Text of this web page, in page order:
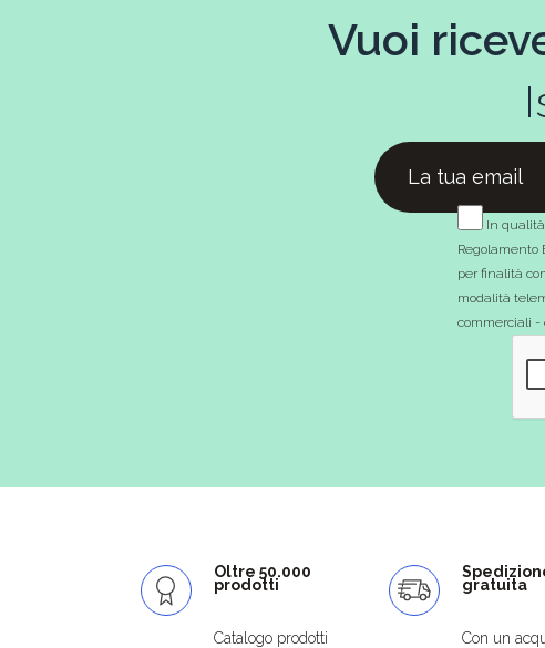
Vuoi
In
Regolamento
per finalità
modalità
commerciali -
Oltre 50.000
prodotti
Catalogo prodotti
gratuita
Con un